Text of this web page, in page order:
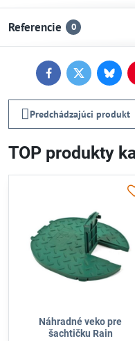
Referencie 0
FacebookTwitter
Predchádzajúci produkt
TOP produkty
Náhradné veko pre
šachtičku Rain